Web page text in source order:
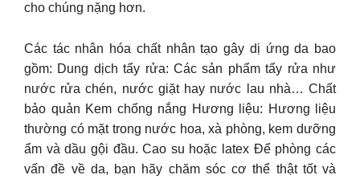
cho chúng nặng hơn.
Các tác nhân hóa chất nhân tạo gây dị ứng da bao
gồm: Dung dịch tẩy rửa: Các sản phẩm tẩy rửa như
nước rửa chén, nước giặt hay nước lau nhà… Chất
bảo quản Kem chống nắng Hương liệu: Hương liệu
thường có mặt trong nước hoa, xà phòng, kem dưỡng
ẩm và dầu gội đầu. Cao su hoặc latex Để phòng các
vấn đề về da, bạn hãy chăm sóc cơ thể thật tốt và